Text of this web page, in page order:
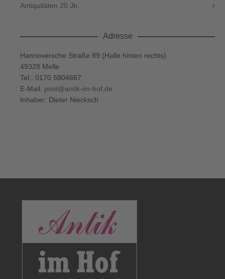
Antiquitäten 20 Jh.
Adresse
Hannoversche Straße 89 (Halle hinten rechts)
49328 Melle
Tel.: 0170 5804667
E-Mail: post@antik-im-hof.de
Inhaber: Dieter Niecksch